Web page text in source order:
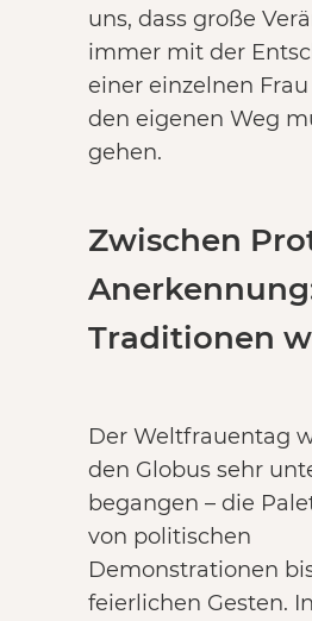
uns, dass große
immer mit der
einer einzelnen
den eigenen Weg
gehen.
Zwischen
Traditionen
Der Weltfrauentag
den Globus sehr
begangen – die
von politischen
Demonstrationen
feierlichen Gesten. In